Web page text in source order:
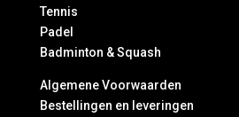
Tennis
Padel
Badminton & Squash
Algemene Voorwaarden
Bestellingen en leveringen